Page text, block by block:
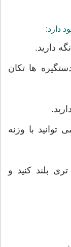
دارد:
دارید.
ها تکان
توانید با وزنه
بلند کنید و